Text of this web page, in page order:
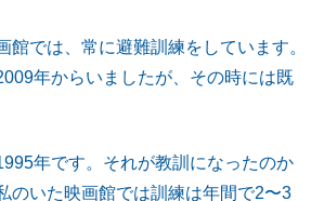
館では、常に避難訓練をしています。
年からいましたが、その時には既
年です。それが教訓になったのか
のいた映画館では訓練は年間で2〜3